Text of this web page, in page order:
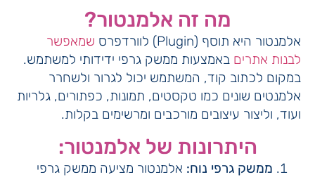
מה זה אלמנטור?
אלמנטור היא תוסף (Plugin) לוורדפרס
שמאפשר
לבנות אתרים באמצעות ממשק גרפי ידידותי למשתמש.
במקום לכתוב קוד, המשתמש יכול לגרור ולשחרר
אלמנטים שונים כמו טקסטים, תמונות, כפתורים, גלריות
ועוד, וליצור עיצובים מורכבים ומרשימים בקלות.
היתרונות של אלמנטור:
ממשק גרפי נוח: אלמנטור מציעה ממשק גרפי